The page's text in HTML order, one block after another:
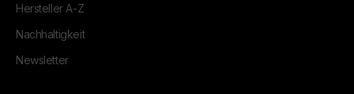
Hersteller A-Z
Nachhaltigkeit
Newsletter